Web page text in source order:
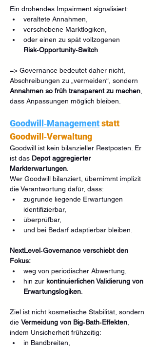
Ein drohendes Impairment signalisiert:
veraltete Annahmen,
verschobene Marktlogiken,
oder einen zu spät vollzogenen
Risk‑Opportunity‑Switch
=> Governance bedeutet daher nicht,
Abschreibungen zu „vermeiden“, sondern
Annahmen so früh transparent zu machen
dass Anpassungen möglich bleiben.
Goodwill‑Management statt
Goodwill‑Verwaltung
Goodwill ist kein bilanzieller Restposten. Er
ist das Depot aggregierter
Markterwartungen
Wer Goodwill bilanziert, übernimmt implizit
die Verantwortung dafür, dass:
zugrunde liegende Erwartungen
identifizierbar,
überprüfbar,
und bei Bedarf adaptierbar bleiben.
NextLevel‑Governance verschiebt den
Fokus:
weg von periodischer Abwertung,
hin zur kontinuierlichen Validierung von
Erwartungslogiken
Ziel ist nicht kosmetische Stabilität, sondern
die Vermeidung von Big‑Bath‑Effekten
indem Unsicherheit frühzeitig:
in Bandbreiten,